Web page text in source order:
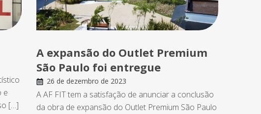
e
[…]
A expansão do Outlet Premium
São Paulo foi entregue
26 de dezembro de 2023
A AF FIT tem a satisfação de anunciar a conclusão
da obra de expansão do Outlet Premium São Paulo